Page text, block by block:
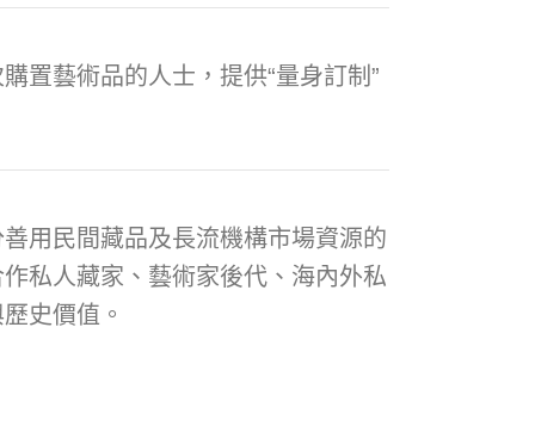
置藝術品的人士，提供“量身訂制”
用民間藏品及長流機構市場資源的
私人藏家、藝術家後代、海內外私
史價值。